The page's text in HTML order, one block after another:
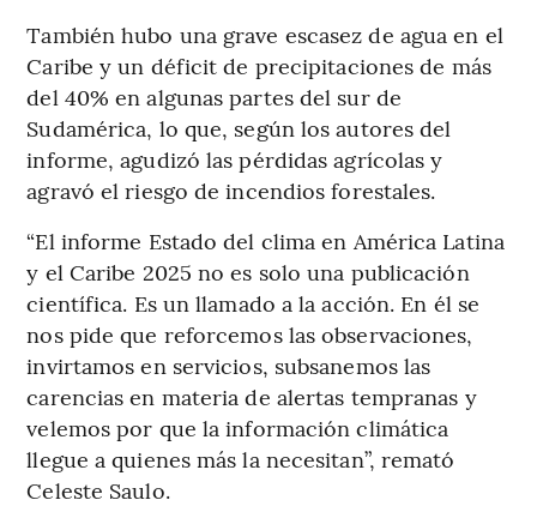
También hubo una grave escasez de agua en el
Caribe y un déficit de precipitaciones de más
del 40% en algunas partes del sur de
Sudamérica, lo que, según los autores del
informe, agudizó las pérdidas agrícolas y
agravó el riesgo de incendios forestales.
“El informe Estado del clima en América Latina
y el Caribe 2025 no es solo una publicación
científica. Es un llamado a la acción. En él se
nos pide que reforcemos las observaciones,
invirtamos en servicios, subsanemos las
carencias en materia de alertas tempranas y
velemos por que la información climática
llegue a quienes más la necesitan”, remató
Celeste Saulo.